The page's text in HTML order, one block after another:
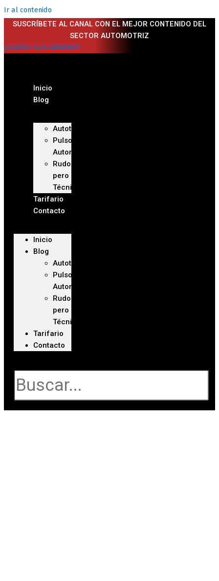
Ir al contenido
SUSCRÍBETE AL CANAL CON EL MEJOR CONTENIDO DEL
SECTOR AUTOMOTRIZ
¡QUIERO SUSCRIBIRME!
Inicio
Blog
Autoteca
Pulso
Automotriz
Rudo
pero
Técnico
Tarifario
Contacto
Inicio
Blog
Autoteca
Pulso
Automotriz
Rudo
pero
Técnico
Tarifario
Contacto